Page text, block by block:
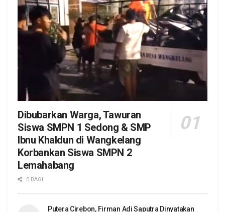
Dibubarkan Warga, Tawuran
Siswa SMPN 1 Sedong & SMP
Ibnu Khaldun di Wangkelang
Korbankan Siswa SMPN 2
Lemahabang
0 BAGI
Putera Cirebon, Firman Adi Saputra Dinyatakan